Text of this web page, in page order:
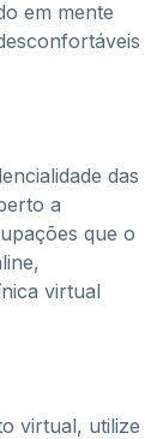
em mente
das
a
que o
virtual
virtual, utilize